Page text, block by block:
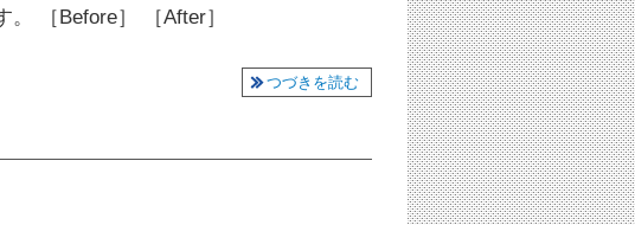
［Before］ ［After］
つづきを読む